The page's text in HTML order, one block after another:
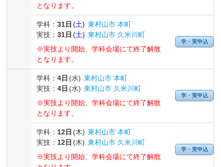
となります。
学科：31日 (土) 東村山市 本町
実技：31日 (土) 東村山市 久米川町
※実技より開始、学科会場にて終了解散
となります。
学・実申込
学科：4日 (水) 東村山市 本町
実技：4日 (水) 東村山市 久米川町
※実技より開始、学科会場にて終了解散
となります。
学・実申込
学科： 12日 (木) 東村山市 本町
実技： 12日 (木) 東村山市 久米川町
※実技より開始、学科会場にて終了解散
学・実申込